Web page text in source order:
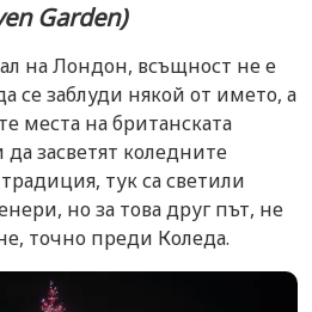
Garden)
на Лондон, всъщност не е
се заблуди някой от името, а
места на британската
засветят коледните
тук са светили
но за това друг път, не
точно преди Коледа.